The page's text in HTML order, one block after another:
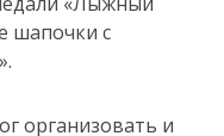
шапочки с
организовать и